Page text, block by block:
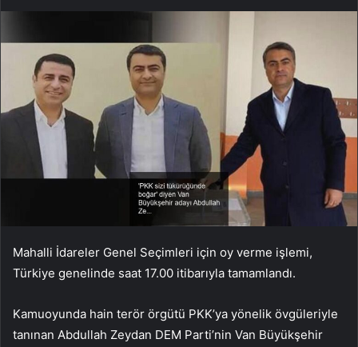
Mahalli İdareler Genel Seçimleri için oy verme işlemi,
Türkiye genelinde saat 17.00 itibarıyla tamamlandı.
Kamuoyunda hain terör örgütü PKK’ya yönelik övgüleriyle
tanınan Abdullah Zeydan DEM Parti’nin Van Büyükşehir